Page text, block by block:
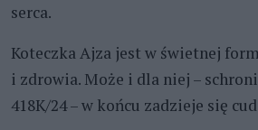
serca.
Koteczka Ajza jest w świetnej
i zdrowia. Może i dla niej –
418K/24 – w końcu zadzieje się